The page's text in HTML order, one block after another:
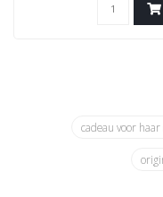
cadeau voor haar